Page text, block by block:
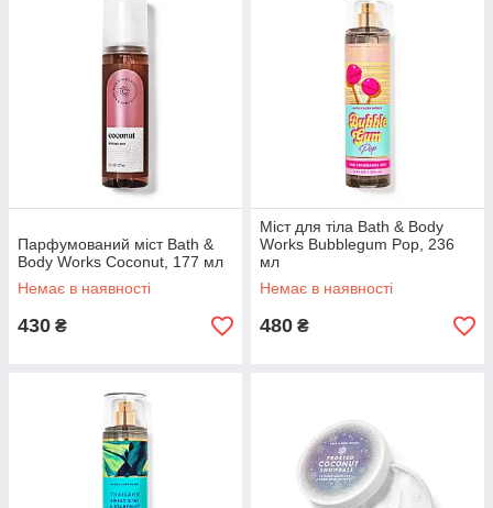
Парфумований міст Bath &
Body Works Coconut, 177 мл
Немає в наявності
430 ₴
Міст для тіла Bath & Body
Works Bubblegum Pop, 236
мл
Немає в наявності
480 ₴